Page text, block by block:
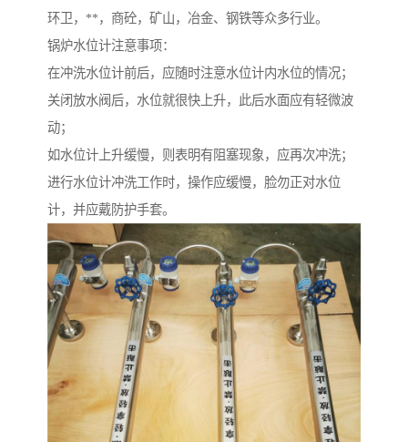
环卫，**，商砼，矿山，冶金、钢铁等众多行业。
锅炉水位计注意事项：
在冲洗水位计前后，应随时注意水位计内水位的情况；
关闭放水阀后，水位就很快上升，此后水面应有轻微波
动；
如水位计上升缓慢，则表明有阻塞现象，应再次冲洗；
进行水位计冲洗工作时，操作应缓慢，脸勿正对水位
计，并应戴防护手套。